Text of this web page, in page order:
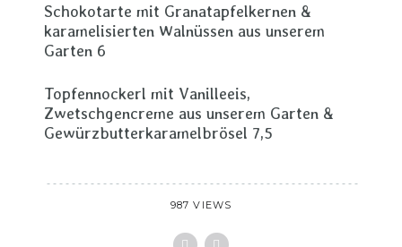
Schokotarte mit Granatapfelkernen &
karamelisierten Walnüssen aus unserem
Garten 6
Topfennockerl mit Vanilleeis,
Zwetschgencreme aus unserem Garten &
Gewürzbutterkaramelbrösel 7,5
987 VIEWS